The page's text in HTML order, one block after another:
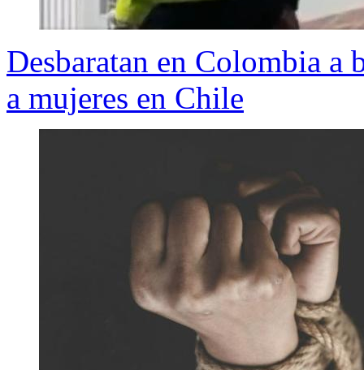
Desbaratan en Colombia a
a mujeres en Chile